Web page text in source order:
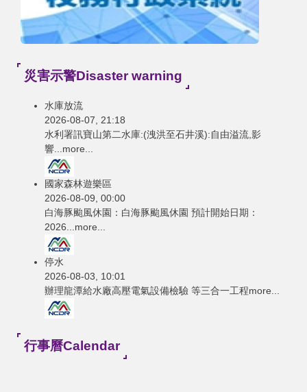
災害示警Disaster warning
水庫放流
2026-08-07, 21:18
水利署訊寶山第二水庫:(洩洪至石井溪):自由溢流,影
響... more...
國家森林遊樂區
2026-08-09, 00:00
白海豚颱風休園：白海豚颱風休園 預計開始日期：
2026... more...
停水
2026-08-03, 10:01
辦理龍潭給水廠高壓電氣設備檢驗 等三合一工程more...
行事曆Calendar